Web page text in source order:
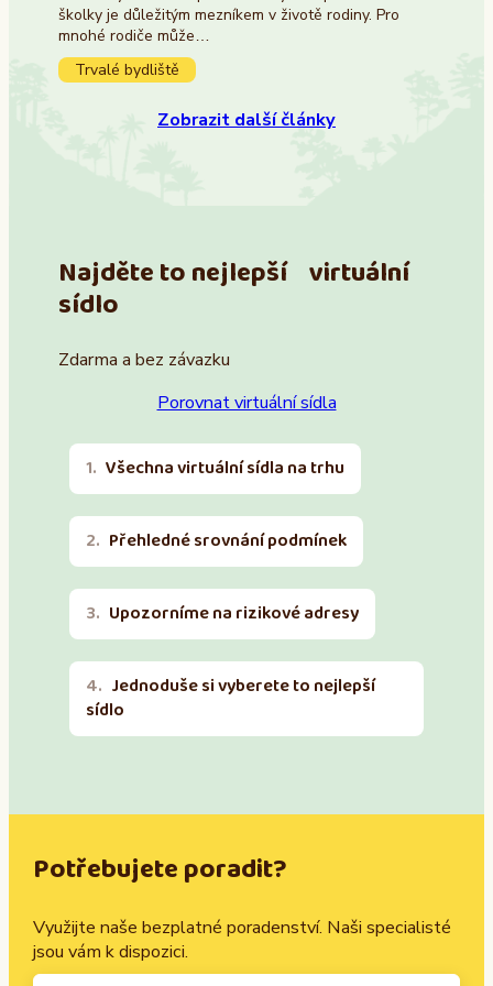
školky je důležitým mezníkem v životě rodiny. Pro
mnohé rodiče může…
Trvalé bydliště
Zobrazit další články
Najděte to nejlepší virtuální
sídlo
Zdarma a bez závazku
Porovnat virtuální sídla
Všechna virtuální sídla na trhu
Přehledné srovnání podmínek
Upozorníme na rizikové adresy
Jednoduše si vyberete to nejlepší
sídlo
Potřebujete poradit?
Využijte naše bezplatné poradenství. Naši specialisté
jsou vám k dispozici.